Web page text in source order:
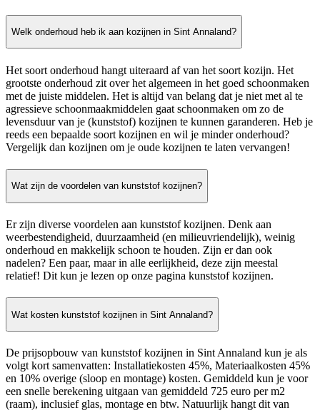
Welk onderhoud heb ik aan kozijnen in Sint Annaland?
Het soort onderhoud hangt uiteraard af van het soort kozijn. Het
grootste onderhoud zit over het algemeen in het goed schoonmaken
met de juiste middelen. Het is altijd van belang dat je niet met al te
agressieve schoonmaakmiddelen gaat schoonmaken om zo de
levensduur van je (kunststof) kozijnen te kunnen garanderen. Heb je
reeds een bepaalde soort kozijnen en wil je minder onderhoud?
Vergelijk dan kozijnen om je oude kozijnen te laten vervangen!
Wat zijn de voordelen van kunststof kozijnen?
Er zijn diverse voordelen aan kunststof kozijnen. Denk aan
weerbestendigheid, duurzaamheid (en milieuvriendelijk), weinig
onderhoud en makkelijk schoon te houden. Zijn er dan ook
nadelen? Een paar, maar in alle eerlijkheid, deze zijn meestal
relatief! Dit kun je lezen op onze pagina kunststof kozijnen.
Wat kosten kunststof kozijnen in Sint Annaland?
De prijsopbouw van kunststof kozijnen in Sint Annaland kun je als
volgt kort samenvatten: Installatiekosten 45%, Materiaalkosten 45%
en 10% overige (sloop en montage) kosten. Gemiddeld kun je voor
een snelle berekening uitgaan van gemiddeld 725 euro per m2
(raam), inclusief glas, montage en btw. Natuurlijk hangt dit van